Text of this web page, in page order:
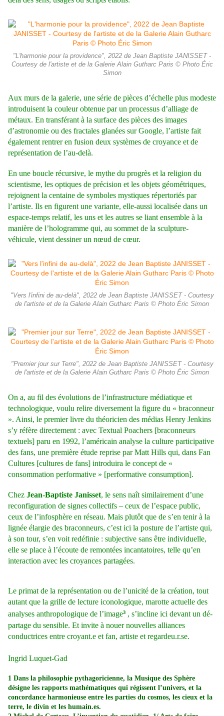
"L'harmonie pour la providence", 2022 de Jean Baptiste JANISSET -
Courtesy de l'artiste et de la Galerie Alain Gutharc Paris © Photo Éric
Simon
Aux murs de la galerie, une série de pièces d’échelle plus modeste
introduisent la couleur obtenue par un processus d’alliage de
métaux. En transférant à la surface des pièces des images
d’astronomie ou des fractales glanées sur Google, l’artiste fait
également rentrer en fusion deux systèmes de croyance et de
représentation de l’au-delà.
En une boucle récursive, le mythe du progrès et la religion du
scientisme, les optiques de précision et les objets géométriques,
rejoignent la centaine de symboles mystiques répertoriés par
l’artiste. Ils en figurent une variante, elle-aussi localisée dans un
espace-temps relatif, les uns et les autres se liant ensemble à la
manière de l’hologramme qui, au sommet de la sculpture-
véhicule, vient dessiner un nœud de cœur.
"Vers l'infini de au-delà", 2022 de Jean Baptiste JANISSET - Courtesy
de l'artiste et de la Galerie Alain Gutharc Paris © Photo Éric Simon
"Premier jour sur Terre", 2022 de Jean Baptiste JANISSET - Courtesy
de l'artiste et de la Galerie Alain Gutharc Paris © Photo Éric Simon
On a, au fil des évolutions de l’infrastructure médiatique et
technologique, voulu relire diversement la figure du « braconneur
». Ainsi, le premier livre du théoricien des médias Henry Jenkins
s’y réfère directement : avec Textual Poachers [braconneurs
textuels] paru en 1992, l’américain analyse la culture participative
des fans, une première étude reprise par Matt Hills qui, dans Fan
Cultures [cultures de fans] introduira le concept de «
consommation performative » [performative consumption].
Chez Jean-Baptiste Janisset, le sens naît similairement d’une
reconfiguration de signes collectifs – ceux de l’espace public,
ceux de l’infosphère en réseau. Mais plutôt que de s’en tenir à la
lignée élargie des braconneurs, c’est ici la posture de l’artiste qui,
à son tour, s’en voit redéfinie : subjective sans être individuelle,
elle se place à l’écoute de remontées incantatoires, telle qu’en
interaction avec les croyances partagées.
Le primat de la représentation ou de l’unicité de la création, tout
autant que la grille de lecture iconologique, marotte actuelle des
analyses anthropologique de l’image³ , s’incline ici devant un dé-
partage du sensible. Et invite à nouer nouvelles alliances
conductrices entre croyant.e et fan, artiste et regardeu.r.se.
Ingrid Luquet-Gad
1 Dans la philosophie pythagoricienne, la Musique des Sphère
désigne les rapports mathématiques qui régissent l’univers, et la
concordance harmonieuse entre les parties du cosmos, les cieux et la
terre, le divin et les humain.es.